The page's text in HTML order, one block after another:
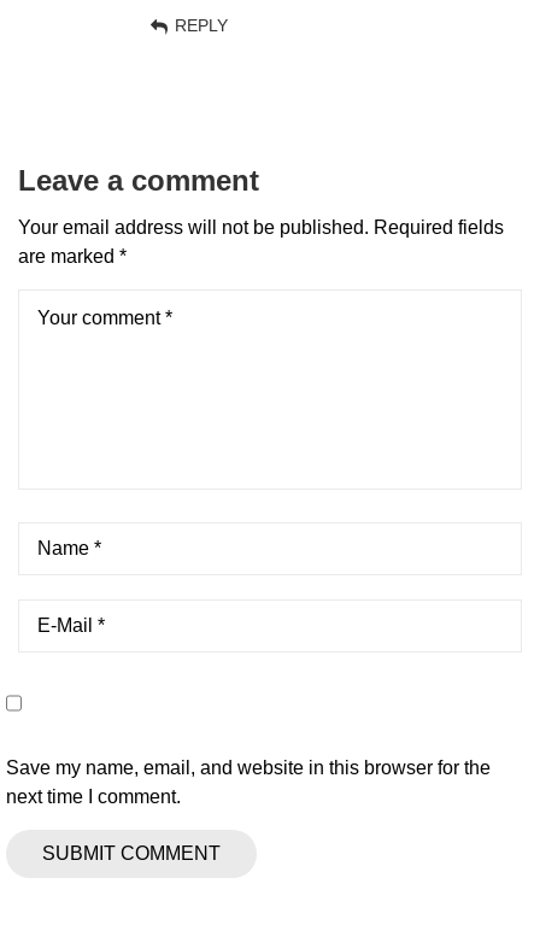
REPLY
Leave a comment
Your email address will not be published. Required fields
are marked *
Save my name, email, and website in this browser for the
next time I comment.